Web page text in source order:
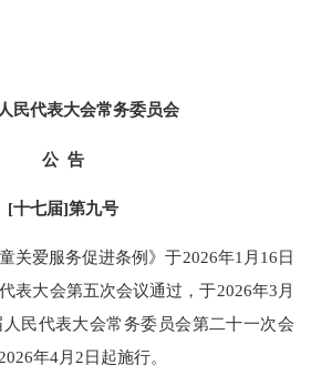
民代表大会常务委员会
公 告
[十七届]第九号
爱服务促进条例》于2026年1月16日
表大会第五次会议通过，于2026年3月
民代表大会常务委员会第二十一次会
年4月2日起施行。